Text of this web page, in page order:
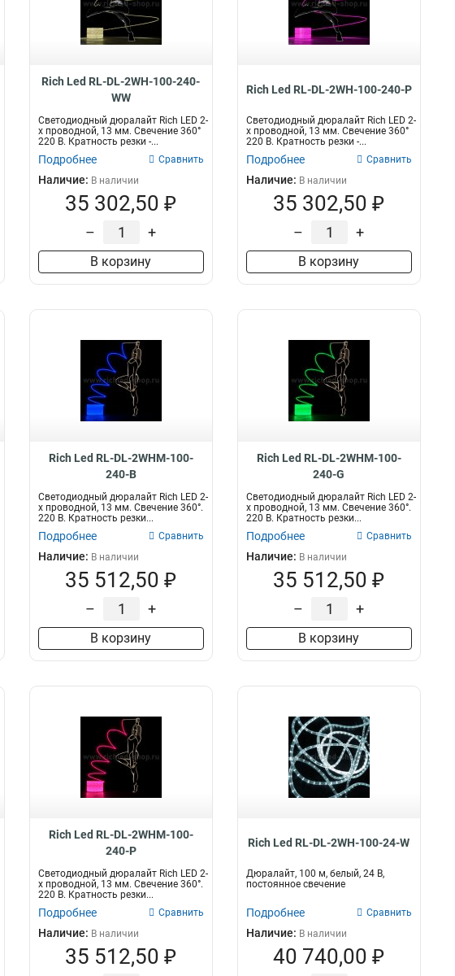
Rich Led RL-DL-2WH-100-240-
WW
Светодиодный дюралайт Rich LED 2-
х проводной, 13 мм. Свечение 360°
220 В. Кратность резки -...
Подробнее Сравнить
Наличие: В наличии
35 302,50 ₽
– +
В корзину
Rich Led RL-DL-2WH-100-240-P
Светодиодный дюралайт Rich LED 2-
х проводной, 13 мм. Свечение 360°
220 В. Кратность резки -...
Подробнее Сравнить
Наличие: В наличии
35 302,50 ₽
– +
В корзину
Rich Led RL-DL-2WHM-100-
240-B
Светодиодный дюралайт Rich LED 2-
х проводной, 13 мм. Свечение 360°.
220 В. Кратность резки...
Подробнее Сравнить
Наличие: В наличии
35 512,50 ₽
– +
В корзину
Rich Led RL-DL-2WHM-100-
240-G
Светодиодный дюралайт Rich LED 2-
х проводной, 13 мм. Свечение 360°.
220 В. Кратность резки...
Подробнее Сравнить
Наличие: В наличии
35 512,50 ₽
– +
В корзину
Rich Led RL-DL-2WHM-100-
240-P
Светодиодный дюралайт Rich LED 2-
х проводной, 13 мм. Свечение 360°.
220 В. Кратность резки...
Подробнее Сравнить
Наличие: В наличии
35 512,50 ₽
Rich Led RL-DL-2WH-100-24-W
Дюралайт, 100 м, белый, 24 В,
постоянное свечение
Подробнее Сравнить
Наличие: В наличии
40 740,00 ₽